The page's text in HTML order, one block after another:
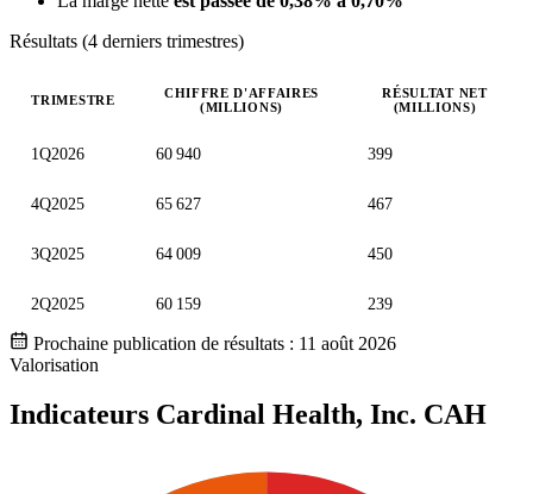
Résultats (4 derniers trimestres)
TRIMESTRE
CHIFFRE D'AFFAIRES
(MILLIONS)
RÉSULTAT NET
(MILLIONS)
1Q2026 60 940 399
4Q2025 65 627 467
3Q2025 64 009 450
2Q2025 60 159 239
Prochaine publication de résultats : 11 août 2026
Valorisation
Indicateurs Cardinal Health, Inc. CAH